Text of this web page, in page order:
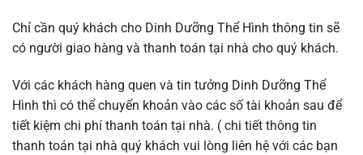
Chỉ cần quý khách cho Dinh Dưỡng Thể Hình thông tin sẽ
có người giao hàng và thanh toán tại nhà cho quý khách.
Với các khách hàng quen và tin tưởng Dinh Dưỡng Thể
Hình thì có thể chuyển khoản vào các số tài khoản sau để
tiết kiệm chi phí thanh toán tại nhà. ( chi tiết thông tin
thanh toán tại nhà quý khách vui lòng liên hệ với các bạn